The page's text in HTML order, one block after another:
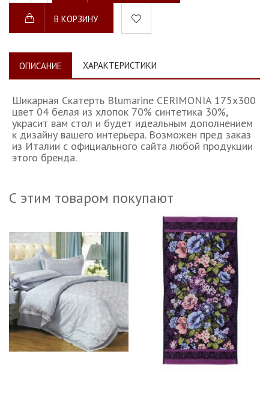
В КОРЗИНУ
ОПИСАНИЕ ХАРАКТЕРИСТИКИ
Шикарная Скатерть Blumarine CERIMONIA 175х300
цвет 04 белая из хлопок 70% синтетика 30%,
украсит вам стол и будет идеальным дополнением
к дизайну вашего интерьера. Возможен пред заказ
из Италии с официального сайта любой продукции
этого бренда.
С этим товаром покупают